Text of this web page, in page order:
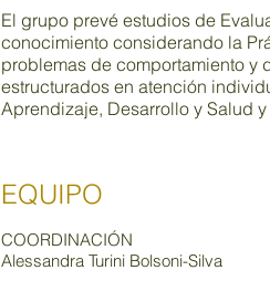
El grupo prevé estudios de
conocimiento considerando la
problemas de comportamiento y
estructurados en atención
Aprendizaje, Desarrollo y Salud
EQUIPO
COORDINACIÓN
Alessandra Turini Bolsoni-Silva